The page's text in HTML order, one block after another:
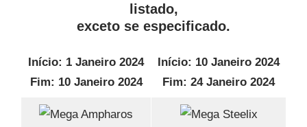
listado,
exceto se especificado.
Início: 1 Janeiro 2024
Fim: 10 Janeiro 2024
Início: 10 Janeiro 2024
Fim: 24 Janeiro 2024